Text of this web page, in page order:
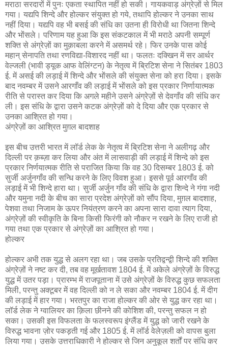
मराठा सरदारों में पुनः एकता स्थापित नहीं हो सकी। गायकवाड़ अंग्रेज़ों से मिल
गया। यद्यपि शिन्दे और होल्कर संयुक्त हो गये, तथापि होल्कर ने उनका साथ
नहीं दिया। यद्यपि वह भी बसई की संधि का उतना ही विरोधी था जितना शिन्दे
और भोंसले। परिणाम यह हुआ कि इस संकटकाल में भी मराठे अपनी सम्पूर्ण
शक्ति से अंग्रेज़ों का मुक़ाबला करने में असमर्थ रहे। फिर उनके पास कोई
महान् सेनापति तथा रणविद्या-विशारद नहीं था। फलतः दक्खिन में सर आर्थर
वेल्जली (भावी ड्यूक आफ वेलिंग्टन) के नेतृत्व में ब्रिटिश सेना ने सितंबर 1803
ई. में असई की लड़ाई में शिन्दे और भोंसले की संयुक्त सेना को हरा दिया। इसके
बाद नवम्बर में उसने आरगाँव की लड़ाई में भोंसले को इस प्रकार निर्णायात्मक
रीति से परास्त कर दिया कि अगले महीने उसने अंग्रेज़ों से देवगाँव की संधि कर
ली। इस संधि के द्वारा उसने कटक अंग्रेज़ों को दे दिया और एक प्रकार से
उनका आश्रित हो गया।
अंग्रेज़ों का आश्रित मुग़ल बादशाह
इस बीच उत्तरी भारत में लॉर्ड लेक के नेतृत्व में ब्रिटिश सेना ने अलीगढ़ और
दिल्ली पर क़ब्ज़ा कर लिया और अंत में लासवाड़ी की लड़ाई में शिन्दे को इस
प्रकार निर्णयात्मक रीति से पराजित किया कि वह 30 दिसम्बर 1803 ई. को
सुर्जी अर्जुनगाँव की सन्धि करने के लिए विवश हुआ। इससे पूर्व आरगाँव की
लड़ाई में भी शिन्दे हारा था। सुर्जी अर्जुन गाँव की संधि के द्वारा शिन्दे ने गंगा नदी
और यमुना नदी के बीच का सारा प्रदेश अंग्रेज़ों को सौंप दिया, मुग़ल बादशाह,
पेशवा तथा निजाम के ऊपर नियंत्रण करने का अपना सारा दावा त्याग दिया,
अंग्रेज़ों की स्वीकृति के बिना किसी फिरंगी को नौकर न रखने के लिए राजी हो
गया तथा एक प्रकार से अंग्रेज़ों का आश्रित हो गया।
होल्कर
होल्कर अभी तक युद्ध से अलग रहा था। जब उसके प्रतिद्वन्द्वी शिन्दे की शक्ति
अंग्रेज़ों ने नष्ट कर दी, तब वह मूर्खतावश 1804 ई. में अकेले अंग्रेज़ों के विरुद्ध
युद्ध में उतर पड़ा। प्रारम्भ में राजपूताना में उसे अंग्रेज़ों के विरुद्ध कुछ सफलता
मिली, परन्तु अक्टूबर में वह दिल्ली को न ले सका और नवम्बर 1804 ई. में दीग
की लड़ाई में हार गया। भरतपुर का राजा होल्कर की ओर से युद्ध कर रहा था।
लॉर्ड लेक ने ग्वालियर का क़िला छीनने की कोशिश की, परन्तु सफल न हो
सका। उसकी इस विफलता के फलस्वरूप इंग्लैंड में युद्ध को जारी रखने के
विरुद्ध भावना ज़ोर पकड़ती गई और 1805 ई. में लॉर्ड वेलेज़ली को वापस बुला
लिया गया। उसके उत्तराधिकारी ने होल्कर से जिन अनुकूल शर्तों पर संधि कर